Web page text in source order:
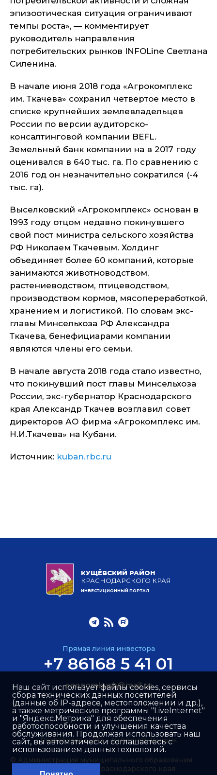
эпизоотическая ситуация ограничивают
темпы роста», — комментирует
руководитель направления
потребительских рынков INFOLine Светлана
Силенина.
В начале июня 2018 года «Агрокомплекс
им. Ткачева» сохранил четвертое место в
списке крупнейших землевладельцев
России по версии аудиторско-
консалтинговой компании BEFL.
Земельный банк компании на в 2017 году
оценивался в 640 тыс. га. По сравнению с
2016 год он незначительно сократился (-4
тыс. га).
Выселковский «Агрокомплекс» основан в
1993 году отцом недавно покинувшего
свой пост министра сельского хозяйства
РФ Николаем Ткачевым. Холдинг
объединяет более 60 компаний, которые
занимаются животноводством,
растениеводством, птицеводством,
производством кормов, мясопереработкой,
хранением и логистикой. По словам экс-
главы Минсельхоза РФ Александра
Ткачева, бенефициарами компании
являются члены его семьи.
В начале августа 2018 года стало известно,
что покинувший пост главы Минсельхоза
России, экс-губернатор Краснодарского
края Александр Ткачев возглавил совет
директоров АО фирма «Агрокомплекс им.
Н.И.Ткачева» на Кубани.
Источник: kuban.rbc.ru
КУЩЁВСКИЙ РАЙОН
КРАСНОДАРСКОГО КРАЯ
ИНВЕСТИЦИОННЫЙ ПОРТАЛ
Прямая линия инвестора
+7 86168 5 41 01
economkush@mail.ru
© Администрация муниципального образования
Кущёвский район Краснодарского края
Разработка сайта –Интернет-Имидж
Наш сайт использует файлы cookies, сервисы
сбора технических данных посетителей
(данные об IP-адресе, местоположении и др.),
а также метрические программы "LiveInternet"
и "Яндекс.Метрика" для обеспечения
работоспособности и улучшения качества
обслуживания. Продолжая использовать наш
сайт, вы автоматически соглашаетесь с
использованием данных технологий.